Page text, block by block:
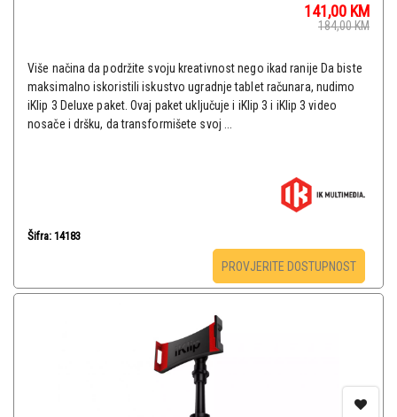
141,00 KM
184,00KM
Više načina da podržite svoju kreativnost nego ikad ranije Da biste
maksimalno iskoristili iskustvo ugradnje tablet računara, nudimo
iKlip 3 Deluxe paket. Ovaj paket uključuje i iKlip 3 i iKlip 3 video
nosače i dršku, da transformišete svoj ...
Šifra: 14183
PROVJERITE DOSTUPNOST